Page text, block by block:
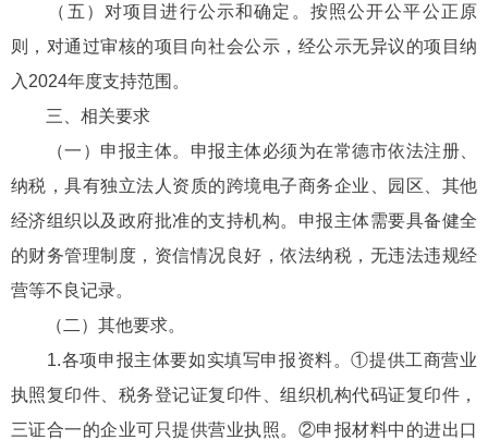
（五）对项目进行公示和确定。按照公开公平公正原
则，对通过审核的项目向社会公示，经公示无异议的项目纳
入2024年度支持范围。
三、相关要求
（一）申报主体。申报主体必须为在常德市依法注册、
纳税，具有独立法人资质的跨境电子商务企业、园区、其他
经济组织以及政府批准的支持机构。申报主体需要具备健全
的财务管理制度，资信情况良好，依法纳税，无违法违规经
营等不良记录。
（二）其他要求。
1.各项申报主体要如实填写申报资料。①提供工商营业
执照复印件、税务登记证复印件、组织机构代码证复印件，
三证合一的企业可只提供营业执照。②申报材料中的进出口